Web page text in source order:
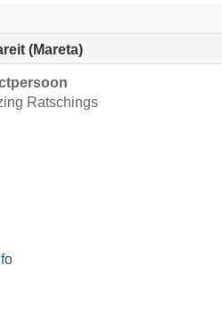
(Mareta)
Ratschings